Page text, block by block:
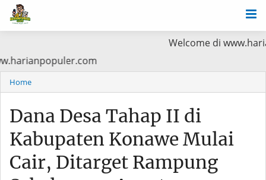
Welcome di
di www.harianpopuler.com
Home
Dana Desa Tahap II di
Kabupaten Konawe Mulai
Cair, Ditarget Rampung